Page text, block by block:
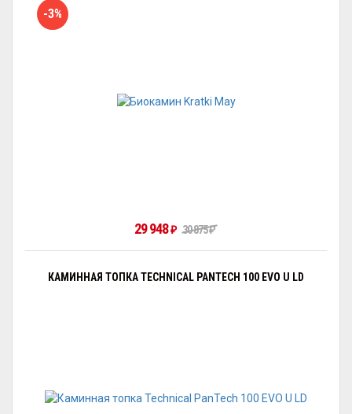
-3%
29 948 ₽ 30 875₽
КАМИННАЯ ТОПКА TECHNICAL PANTECH 100 EVO U LD